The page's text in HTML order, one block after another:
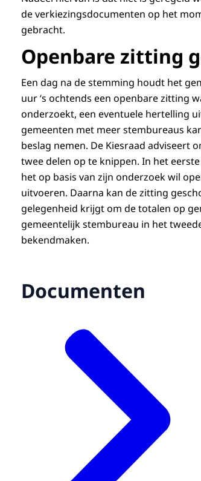
de verkiezingsdocumenten op het
gebracht.
Openbare zitting
Een dag na de stemming houdt het
uur ‘s ochtends een openbare zitting
onderzoekt, een eventuele hertelling
gemeenten met meer stembureaus
beslag nemen. De Kiesraad adviseert
twee delen op te knippen. In het
het op basis van zijn onderzoek wil
uitvoeren. Daarna kan de zitting
gelegenheid krijgt om de totalen op
gemeentelijk stembureau in het
bekendmaken.
Documenten